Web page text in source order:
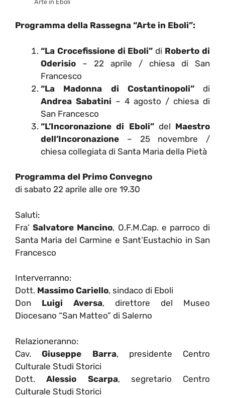
Arte in Eboli
Programma della Rassegna “Arte in Eboli”:
“La Crocefissione di Eboli” di Roberto di
Oderisio – 22 aprile / chiesa di San
Francesco
“La Madonna di Costantinopoli”di
Andrea Sabatini – 4 agosto / chiesa di
San Francesco
“L’Incoronazione di Eboli”del Maestro
dell’Incoronazione – 25 novembre /
chiesa collegiata di Santa Maria della Pietà
Programma del Primo Convegno
di sabato 22 aprile alle ore 19.30
Saluti:
Fra’ Salvatore Mancino, O.F.M.Cap. e parroco di
Santa Maria del Carmine e Sant’Eustachio in San
Francesco
Interverranno:
Dott. Massimo Cariello, sindaco di Eboli
Don Luigi Aversa, direttore del Museo
Diocesano “San Matteo” di Salerno
Relazioneranno:
Cav.Giuseppe Barra, presidente Centro
Culturale Studi Storici
Dott.Alessio Scarpa, segretario Centro
Culturale Studi Storici